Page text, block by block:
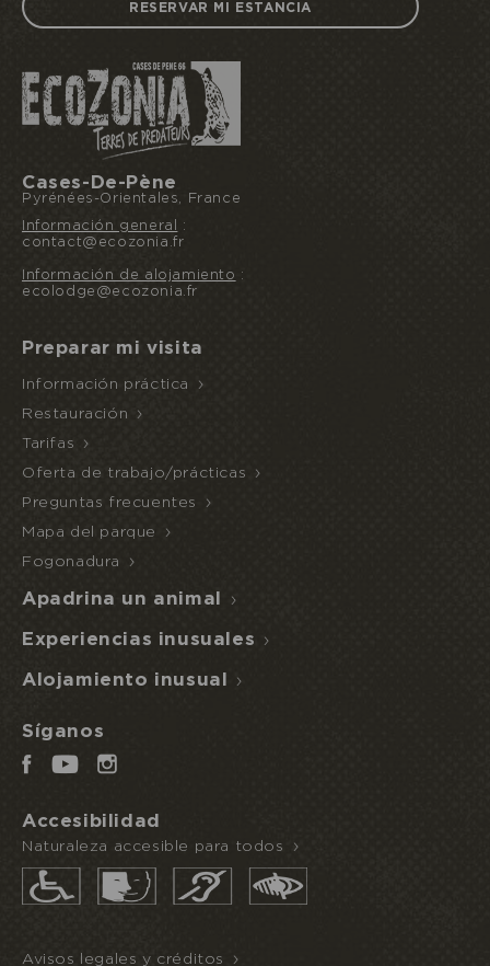
RESERVAR MI ESTANCIA
Cases-De-Pène
Pyrénées-Orientales, France
Información general
:
contact@ecozonia.fr
Información de alojamiento :
ecolodge@ecozonia.fr
Preparar mi visita
Información práctica
Restauración
Tarifas
Oferta de trabajo/prácticas
Preguntas frecuentes
Mapa del parque
Fogonadura
Apadrina un animal
Experiencias inusuales
Alojamiento inusual
Síganos
Accesibilidad
Naturaleza accesible para todos
Avisos legales y créditos
ACCESO
AL
Reservo u ofrezco una estancia